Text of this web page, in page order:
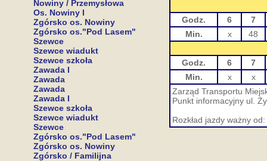
Nowiny / Przemysłowa
Os. Nowiny I
Zgórsko os. Nowiny
Zgórsko os."Pod Lasem"
Szewce
Szewce wiadukt
Szewce szkoła
Zawada I
Zawada
Zawada
Zawada I
Szewce szkoła
Szewce wiadukt
Szewce
Zgórsko os."Pod Lasem"
Zgórsko os. Nowiny
Zgórsko / Familijna
Godz. 6
7
Min.
x 48
Godz. 6
7
Min.
x
x
Zarząd Transportu
Punkt informacyjny ul.
Rozkład jazdy ważny